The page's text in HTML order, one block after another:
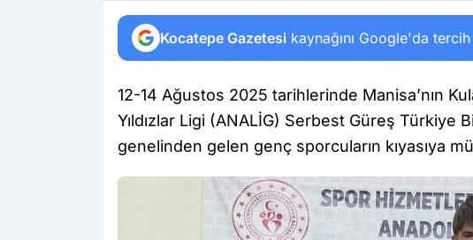
Kocatepe Gazetesi kaynağını Google'da
12-14 Ağustos 2025 tarihlerinde Manisa’nın
Yıldızlar Ligi (ANALİG) Serbest Güreş Türkiye
genelinden gelen genç sporcuların kıyasıya